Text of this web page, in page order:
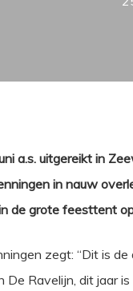
a.s. uitgereikt in
in nauw
de grote feesttent
zegt: “Dit is
Ravelijn, dit jaar